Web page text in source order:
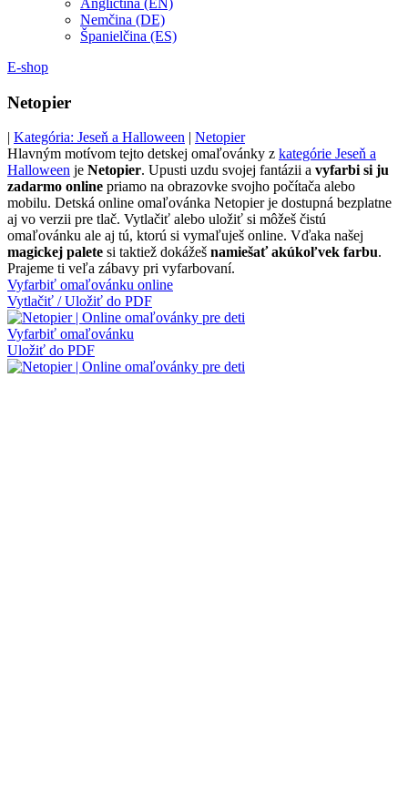
Angličtina (EN)
Nemčina (DE)
Španielčina (ES)
E-shop
Netopier
| Kategória: Jeseň a Halloween | Netopier
Hlavným motívom tejto detskej omaľovánky z kategórie Jeseň a
Halloween je Netopier. Upusti uzdu svojej fantázii a vyfarbi si ju
zadarmo online priamo na obrazovke svojho počítača alebo
mobilu. Detská online omaľovánka Netopier je dostupná bezplatne
aj vo verzii pre tlač. Vytlačiť alebo uložiť si môžeš čistú
omaľovánku ale aj tú, ktorú si vymaľuješ online. Vďaka našej
magickej palete si taktiež dokážeš namiešať akúkoľvek farbu.
Prajeme ti veľa zábavy pri vyfarbovaní.
Vyfarbiť omaľovánku online
Vytlačiť / Uložiť do PDF
Vyfarbiť omaľovánku
Uložiť do PDF